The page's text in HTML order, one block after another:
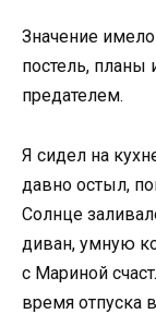
Значение
постель,
предателем.
Я сидел на
давно остыл,
Солнце
диван, умную
с Мариной
время отпуска